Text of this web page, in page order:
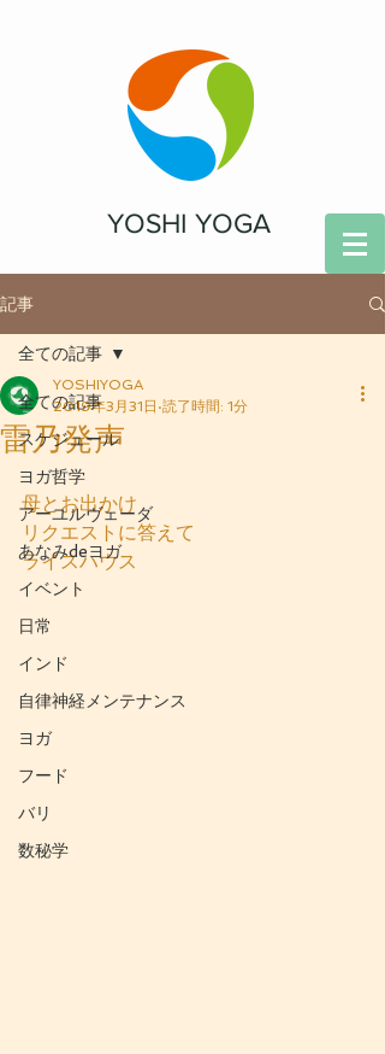
YOSHI YOGA
記事
全ての記事
スケジュール
ヨガ哲学
アーユルヴェーダ
あなみdeヨガ
イベント
日常
インド
自律神経メンテナンス
ヨガ
フード
バリ
数秘学
全ての記事
雷乃発声
YOSHIYOGA
2019年3月31日 読了時間: 1分
母とお出かけ
リクエストに答えて
ライスハウス